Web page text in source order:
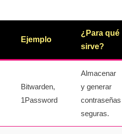
Ejemplo
¿Para qué
sirve?
Bitwarden,
1Password
Almacenar
y generar
contraseñas
seguras.